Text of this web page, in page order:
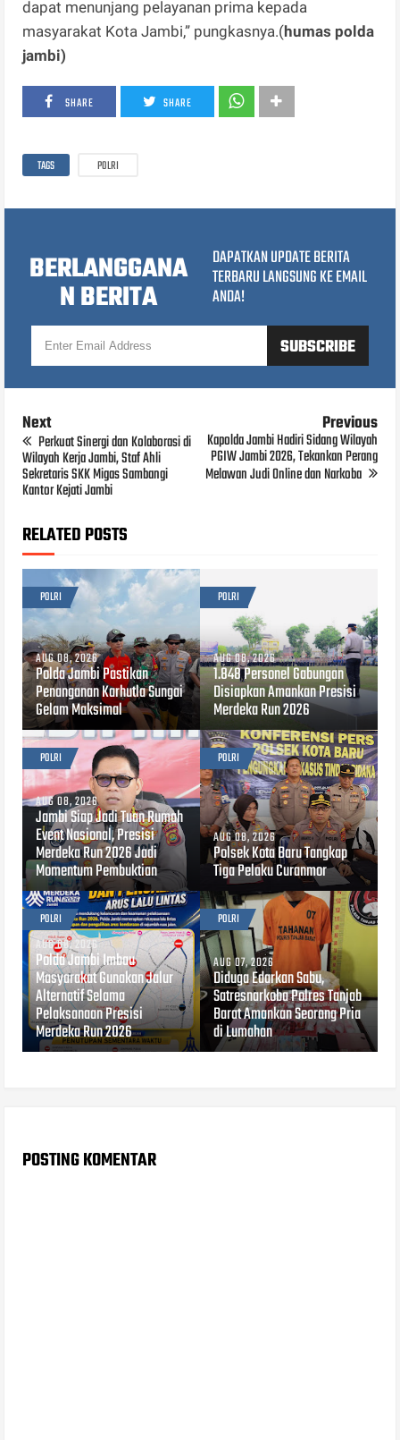
dapat menunjang pelayanan prima kepada
masyarakat Kota Jambi,” pungkasnya.(humas polda
jambi)
SHARE SHARE
TAGS POLRI
BERLANGGANA
N BERITA
DAPATKAN UPDATE BERITA
TERBARU LANGSUNG KE EMAIL
ANDA!
Next
Perkuat Sinergi dan Kolaborasi di
Wilayah Kerja Jambi, Staf Ahli
Sekretaris SKK Migas Sambangi
Kantor Kejati Jambi
Previous
Kapolda Jambi Hadiri Sidang Wilayah
PGIW Jambi 2026, Tekankan Perang
Melawan Judi Online dan Narkoba
RELATED POSTS
POLRI
AUG 08, 2026
Polda Jambi Pastikan
Penanganan Karhutla Sungai
Gelam Maksimal
POLRI
AUG 08, 2026
1.848 Personel Gabungan
Disiapkan Amankan Presisi
Merdeka Run 2026
POLRI
AUG 08, 2026
Jambi Siap Jadi Tuan Rumah
Event Nasional, Presisi
Merdeka Run 2026 Jadi
Momentum Pembuktian
POLRI
AUG 08, 2026
Polsek Kota Baru Tangkap
Tiga Pelaku Curanmor
POLRI
AUG 08, 2026
Polda Jambi Imbau
Masyarakat Gunakan Jalur
Alternatif Selama
Pelaksanaan Presisi
Merdeka Run 2026
POLRI
AUG 07, 2026
Diduga Edarkan Sabu,
Satresnarkoba Polres Tanjab
Barat Amankan Seorang Pria
di Lumahan
POSTING KOMENTAR